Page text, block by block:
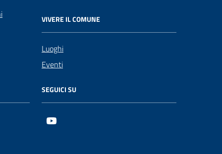
VIVERE IL COMUNE
Luoghi
Eventi
SEGUICI SU